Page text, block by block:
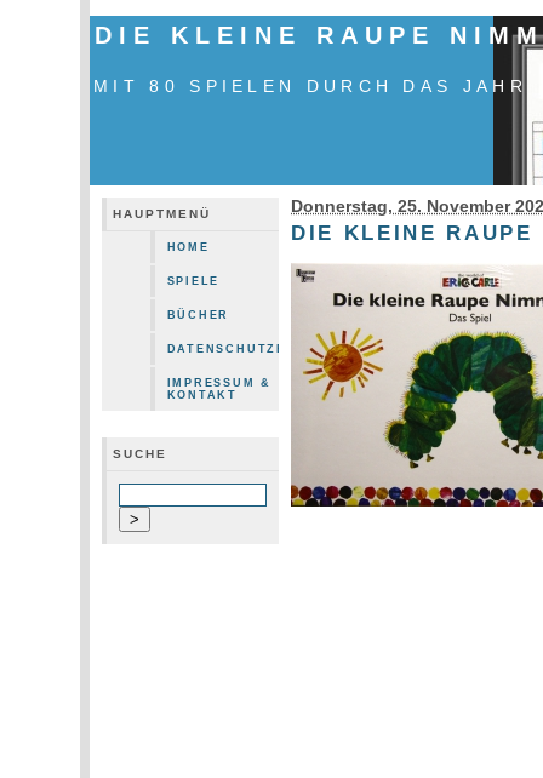
DIE KLEINE RAUPE
MIT 80 SPIELEN DURCH DAS JAHR
HAUPTMENÜ
HOME
SPIELE
BÜCHER
DATENSCHUTZERKLÄRUNG
IMPRESSUM &
KONTAKT
SUCHE
Donnerstag, 25. November
DIE KLEINE